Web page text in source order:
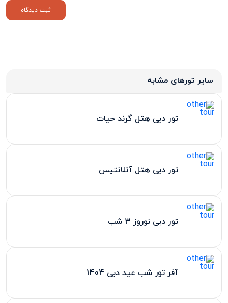
سایر تورهای مشابه
تور دبی هتل گرند حیات
تور دبی هتل آتلانتیس
تور دبی نوروز 3 شب
آفر تور شب عید دبی 1404